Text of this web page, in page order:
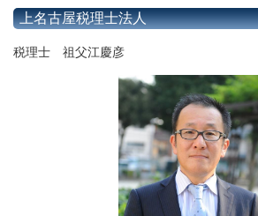
上名古屋税理士法人
税理士 祖父江慶彦